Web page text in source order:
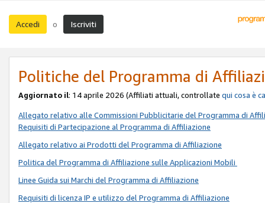
Accedi o Iscriviti
Politiche del Programma di
Aggiornato il: 14 aprile 2026 (Affiliati attuali, controllate qui cosa è
Allegato relativo alle Commissioni Pubblicitarie del Programma di
Requisiti di Partecipazione al Programma di Affiliazione
Allegato relativo ai Prodotti del Programma di Affiliazione
Politica del Programma di Affiliazione sulle Applicazioni Mobili
Linee Guida sui Marchi del Programma di Affiliazione
Requisiti di licenza IP e utilizzo del Programma di Affiliazione